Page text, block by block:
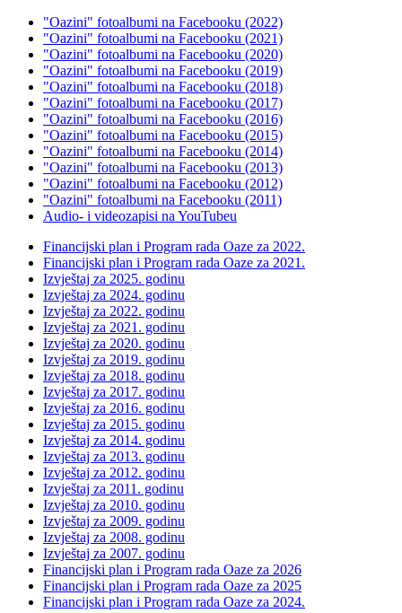
"Oazini" fotoalbumi na Facebooku (2022)
"Oazini" fotoalbumi na Facebooku (2021)
"Oazini" fotoalbumi na Facebooku (2020)
"Oazini" fotoalbumi na Facebooku (2019)
"Oazini" fotoalbumi na Facebooku (2018)
"Oazini" fotoalbumi na Facebooku (2017)
"Oazini" fotoalbumi na Facebooku (2016)
"Oazini" fotoalbumi na Facebooku (2015)
"Oazini" fotoalbumi na Facebooku (2014)
"Oazini" fotoalbumi na Facebooku (2013)
"Oazini" fotoalbumi na Facebooku (2012)
"Oazini" fotoalbumi na Facebooku (2011)
Audio- i videozapisi na YouTubeu
Financijski plan i Program rada Oaze za 2022.
Financijski plan i Program rada Oaze za 2021.
Izvještaj za 2025. godinu
Izvještaj za 2024. godinu
Izvještaj za 2022. godinu
Izvještaj za 2021. godinu
Izvještaj za 2020. godinu
Izvještaj za 2019. godinu
Izvještaj za 2018. godinu
Izvještaj za 2017. godinu
Izvještaj za 2016. godinu
Izvještaj za 2015. godinu
Izvještaj za 2014. godinu
Izvještaj za 2013. godinu
Izvještaj za 2012. godinu
Izvještaj za 2011. godinu
Izvještaj za 2010. godinu
Izvještaj za 2009. godinu
Izvještaj za 2008. godinu
Izvještaj za 2007. godinu
Financijski plan i Program rada Oaze za 2026
Financijski plan i Program rada Oaze za 2025
Financijski plan i Program rada Oaze za 2024.